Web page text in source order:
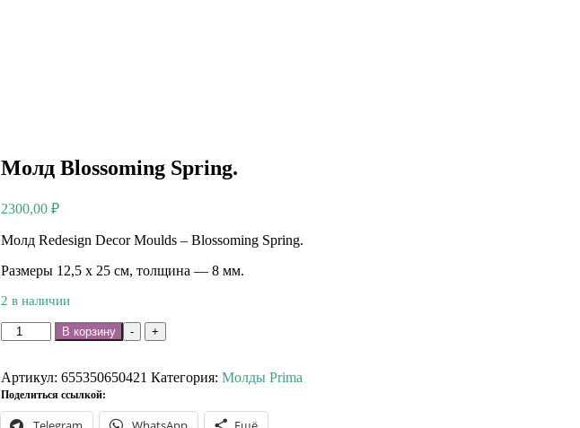
Молд Blossoming Spring.
2300,00 ₽
Молд Redesign Decor Moulds – Blossoming Spring.
Размеры 12,5 х 25 см, толщина — 8 мм.
2 в наличии
-
Количество
товара
Blossoming
Spring.
+
В корзину
Артикул: 655350650421 Категория: Молды Prima
Поделиться ссылкой: